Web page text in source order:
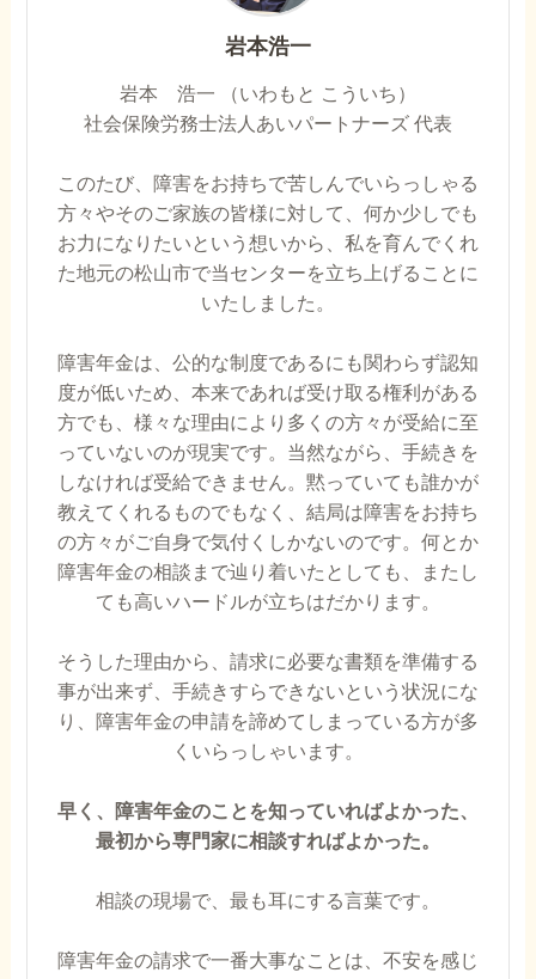
岩本浩一
岩本 浩一 （いわもと こういち）
社会保険労務士法人あいパートナーズ 代表
このたび、障害をお持ちで苦しんでいらっしゃる
方々やそのご家族の皆様に対して、何か少しでも
お力になりたいという想いから、私を育んでくれ
た地元の松山市で当センターを立ち上げることに
いたしました。
障害年金は、公的な制度であるにも関わらず認知
度が低いため、本来であれば受け取る権利がある
方でも、様々な理由により多くの方々が受給に至
っていないのが現実です。当然ながら、手続きを
しなければ受給できません。黙っていても誰かが
教えてくれるものでもなく、結局は障害をお持ち
の方々がご自身で気付くしかないのです。何とか
障害年金の相談まで辿り着いたとしても、またし
ても高いハードルが立ちはだかります。
そうした理由から、請求に必要な書類を準備する
事が出来ず、手続きすらできないという状況にな
り、障害年金の申請を諦めてしまっている方が多
くいらっしゃいます。
早く、障害年金のことを知っていればよかった、
最初から専門家に相談すればよかった。
相談の現場で、最も耳にする言葉です。
障害年金の請求で一番大事なことは、不安を感じ